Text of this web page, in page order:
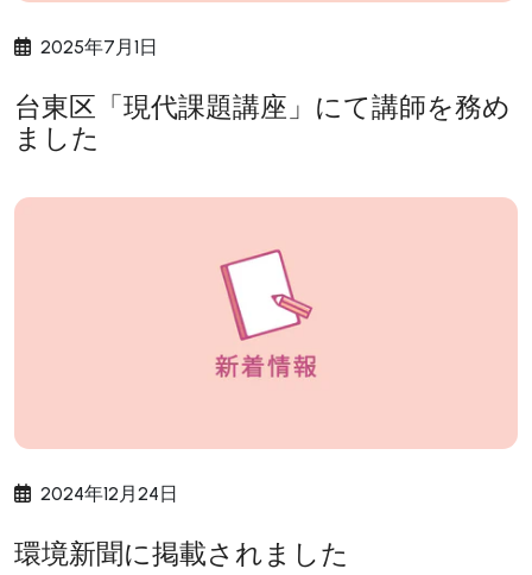
2025年7月1日
台東区「現代課題講座」にて講師を務め
ました
2024年12月24日
環境新聞に掲載されました